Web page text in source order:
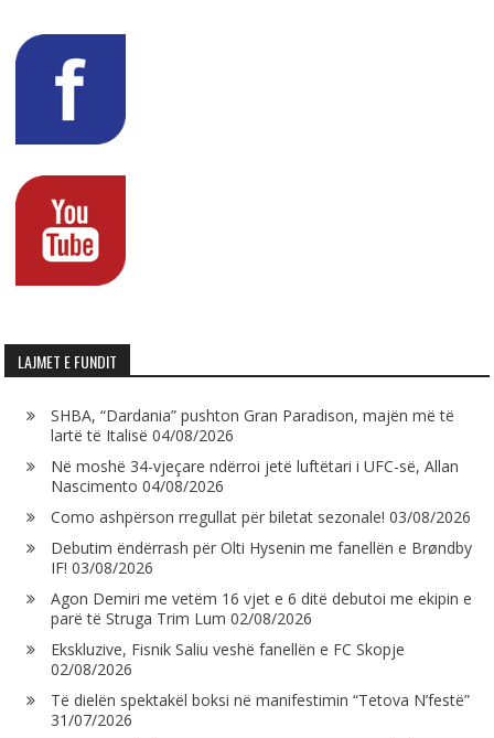
LAJMET E FUNDIT
SHBA, “Dardania” pushton Gran Paradison, majën më të
lartë të Italisë 04/08/2026
Në moshë 34-vjeçare ndërroi jetë luftëtari i UFC-së, Allan
Nascimento 04/08/2026
Como ashpërson rregullat për biletat sezonale! 03/08/2026
Debutim ëndërrash për Olti Hysenin me fanellën e Brøndby
IF! 03/08/2026
Agon Demiri me vetëm 16 vjet e 6 ditë debutoi me ekipin e
parë të Struga Trim Lum 02/08/2026
Ekskluzive, Fisnik Saliu veshë fanellën e FC Skopje
02/08/2026
Të dielën spektakël boksi në manifestimin “Tetova N’festë”
31/07/2026